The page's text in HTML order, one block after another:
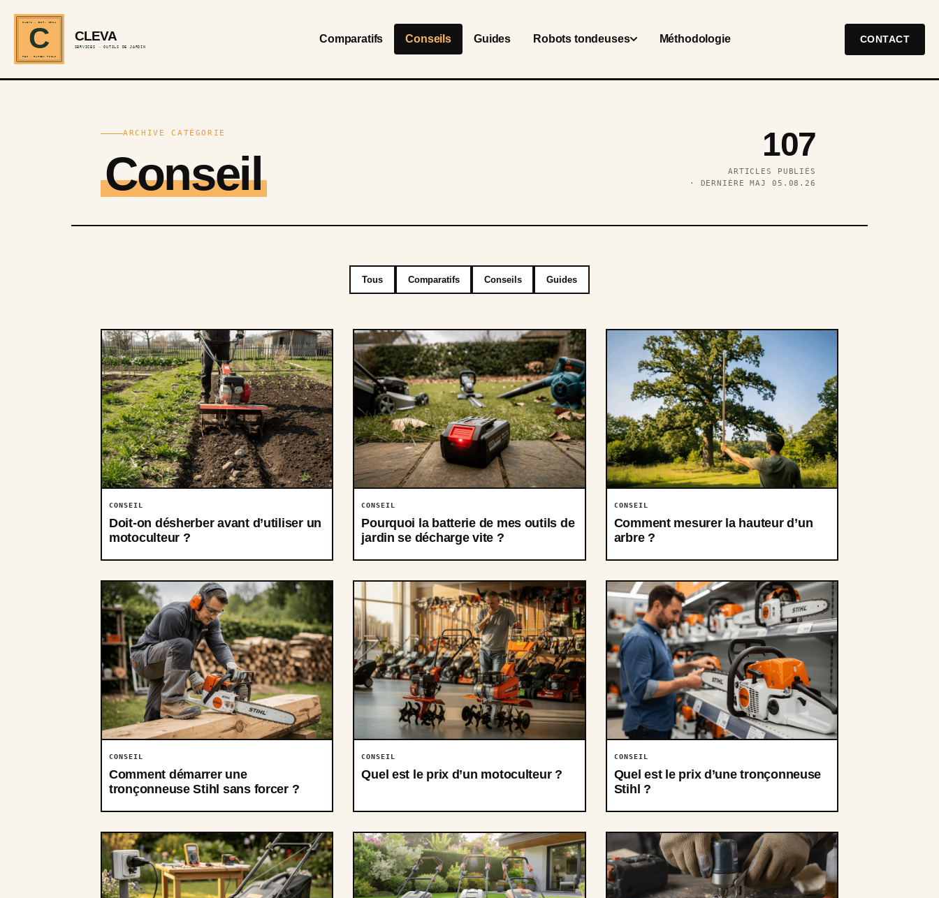
C
CLEVA · EST. 2024
REF · GARDEN TOOLS
CLEVA
SERVICES · OUTILS DE JARDIN
Comparatifs Conseils Guides Robots tondeuses Méthodologie CONTACT
ARCHIVE CATÉGORIE
Conseil
107
ARTICLES PUBLIÉS
· DERNIÈRE MAJ 05.08.26
Tous Comparatifs Conseils Guides
CONSEIL
Doit-on désherber avant d’utiliser un
motoculteur ?
CONSEIL
Pourquoi la batterie de mes outils de
jardin se décharge vite ?
CONSEIL
Comment mesurer la hauteur d’un
arbre ?
CONSEIL
Comment démarrer une
tronçonneuse Stihl sans forcer ?
CONSEIL
Quel est le prix d’un motoculteur ?
CONSEIL
Quel est le prix d’une tronçonneuse
Stihl ?